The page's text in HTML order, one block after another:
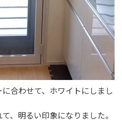
合わせて、ホワイトにしまし
、明るい印象になりました。